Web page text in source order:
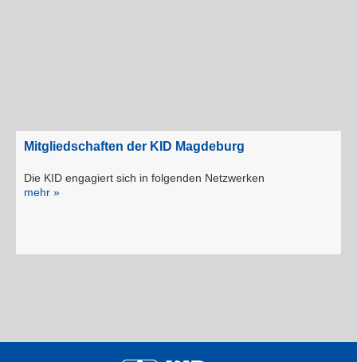
Mitgliedschaften der KID Magdeburg
Die KID engagiert sich in folgenden Netzwerken
mehr »